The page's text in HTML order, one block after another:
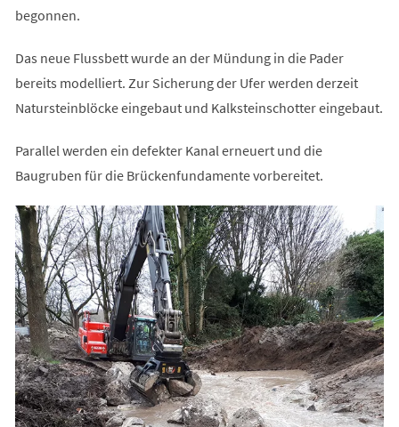
begonnen.
Das neue Flussbett wurde an der Mündung in die Pader
bereits modelliert. Zur Sicherung der Ufer werden derzeit
Natursteinblöcke eingebaut und Kalksteinschotter eingebaut.
Parallel werden ein defekter Kanal erneuert und die
Baugruben für die Brückenfundamente vorbereitet.